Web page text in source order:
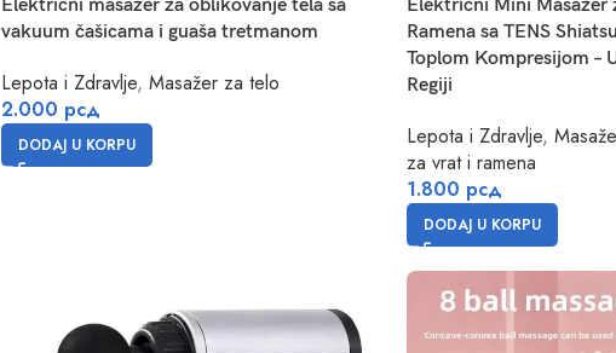
Električni masažer za oblikovanje tela sa
vakuum čašicama i guaša tretmanom
Lepota i Zdravlje, Masažer za telo
2.000 рсд
DODAJ U KORPU
Električni Mini Masažer
Ramena sa TENS
Toplom Kompresijom –
Regiji
Lepota i Zdravlje,
za vrat i ramena
1.800 рсд
DODAJ U KORPU